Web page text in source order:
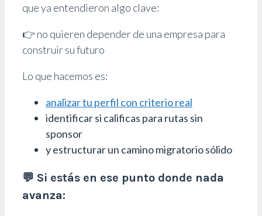
que ya entendieron algo clave:
👉 no quieren depender de una empresa para
construir su futuro
Lo que hacemos es:
analizar tu perfil con criterio real
identificar si calificas para rutas sin
sponsor
y estructurar un camino migratorio sólido
💬 Si estás en ese punto donde nada
avanza: